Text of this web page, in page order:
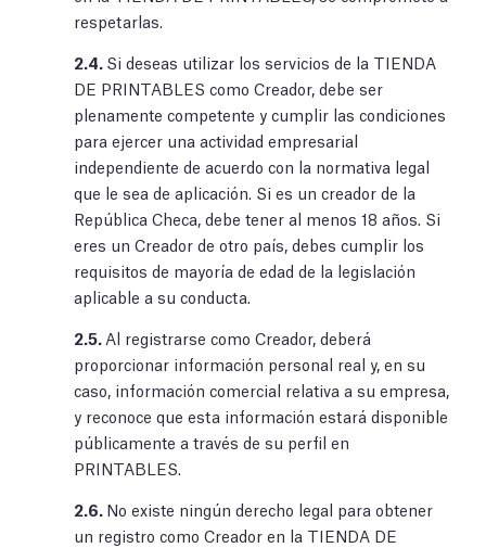
respetarlas.
2.4. Si deseas utilizar los servicios de la TIENDA
DE PRINTABLES como Creador, debe ser
plenamente competente y cumplir las condiciones
para ejercer una actividad empresarial
independiente de acuerdo con la normativa legal
que le sea de aplicación. Si es un creador de la
República Checa, debe tener al menos 18 años. Si
eres un Creador de otro país, debes cumplir los
requisitos de mayoría de edad de la legislación
aplicable a su conducta.
2.5. Al registrarse como Creador, deberá
proporcionar información personal real y, en su
caso, información comercial relativa a su empresa,
y reconoce que esta información estará disponible
públicamente a través de su perfil en
PRINTABLES.
2.6. No existe ningún derecho legal para obtener
un registro como Creador en la TIENDA DE